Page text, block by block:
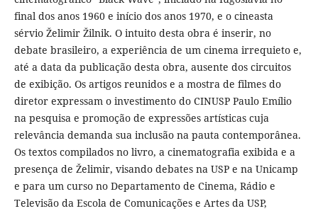
final dos anos 1960 e início dos anos 1970, e o cineasta
sérvio Želimir Žilnik. O intuito desta obra é inserir, no
debate brasileiro, a experiência de um cinema irrequieto e,
até a data da publicação desta obra, ausente dos circuitos
de exibição. Os artigos reunidos e a mostra de filmes do
diretor expressam o investimento do CINUSP Paulo Emílio
na pesquisa e promoção de expressões artísticas cuja
relevância demanda sua inclusão na pauta contemporânea.
Os textos compilados no livro, a cinematografia exibida e a
presença de Želimir, visando debates na USP e na Unicamp
e para um curso no Departamento de Cinema, Rádio e
Televisão da Escola de Comunicações e Artes da USP,